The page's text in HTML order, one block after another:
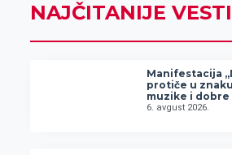
NAJČITANIJE VESTI
Manifestacija
protiče u
muzike i dobre
6. avgust 2026.